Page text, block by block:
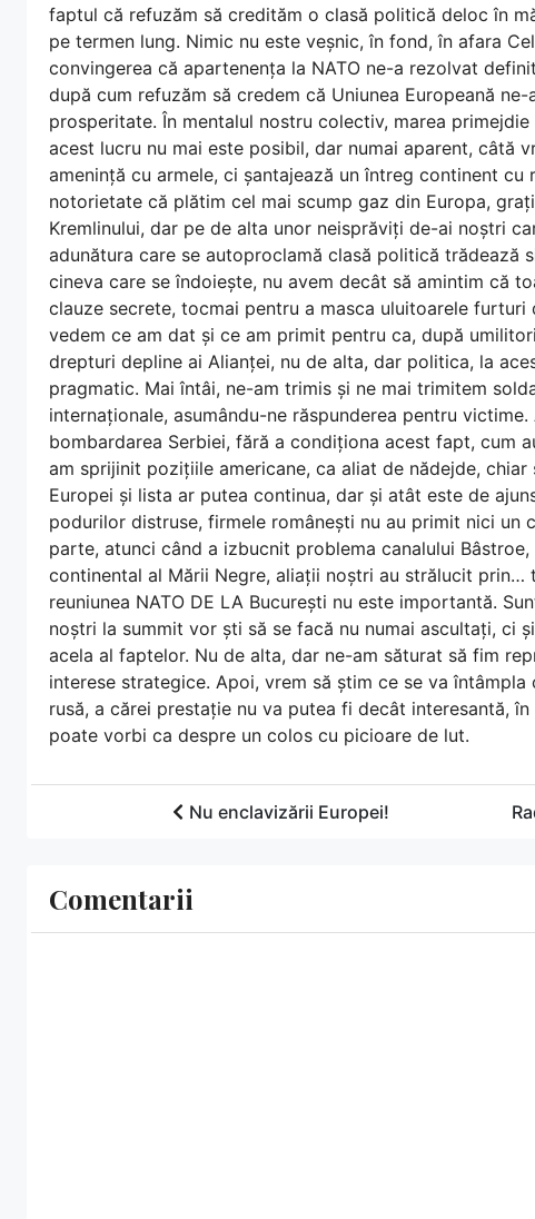
faptul că refuzăm să credităm o clasă politică deloc în
pe termen lung. Nimic nu este veșnic, în fond, în afara
convingerea că apartenența la NATO ne-a rezolvat
după cum refuzăm să credem că Uniunea Europeană
prosperitate. În mentalul nostru colectiv, marea
acest lucru nu mai este posibil, dar numai aparent, câtă
amenință cu armele, ci șantajează un întreg continent
notorietate că plătim cel mai scump gaz din Europa,
Kremlinului, dar pe de alta unor neisprăviți de-ai noștri
adunătura care se autoproclamă clasă politică trădează
cineva care se îndoiește, nu avem decât să amintim că
clauze secrete, tocmai pentru a masca uluitoarele furturi
vedem ce am dat și ce am primit pentru ca, după
drepturi depline ai Alianței, nu de alta, dar politica, la
pragmatic. Mai întâi, ne-am trimis și ne mai trimitem
internaționale, asumându-ne răspunderea pentru
bombardarea Serbiei, fără a condiționa acest fapt, cum
am sprijinit pozițiile americane, ca aliat de nădejde,
Europei și lista ar putea continua, dar și atât este de
podurilor distruse, firmele românești nu au primit nici un
parte, atunci când a izbucnit problema canalului
continental al Mării Negre, aliații noștri au strălucit prin…
reuniunea NATO DE LA București nu este importantă.
noștri la summit vor ști să se facă nu numai ascultați, ci
acela al faptelor. Nu de alta, dar ne-am săturat să fim
interese strategice. Apoi, vrem să știm ce se va
rusă, a cărei prestație nu va putea fi decât interesantă,
poate vorbi ca despre un colos cu picioare de lut.
Nu enclavizării Europei!
Comentarii